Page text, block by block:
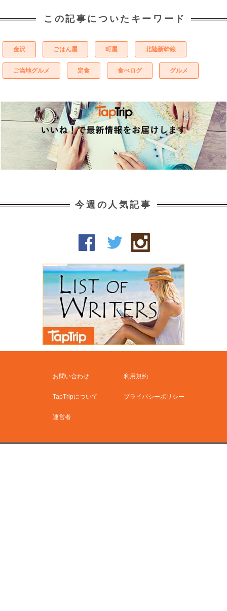
この記事についたキーワード
金沢 ごはん屋 町屋 北陸新幹線
ご当地グルメ 定食 食べログ グルメ
今週の人気記事
お問い合わせ 利用規約
TapTripについて プライバシーポリシー
運営者